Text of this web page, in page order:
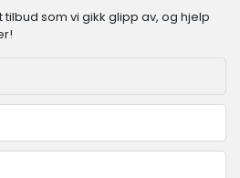
som vi gikk glipp av, og hjelp